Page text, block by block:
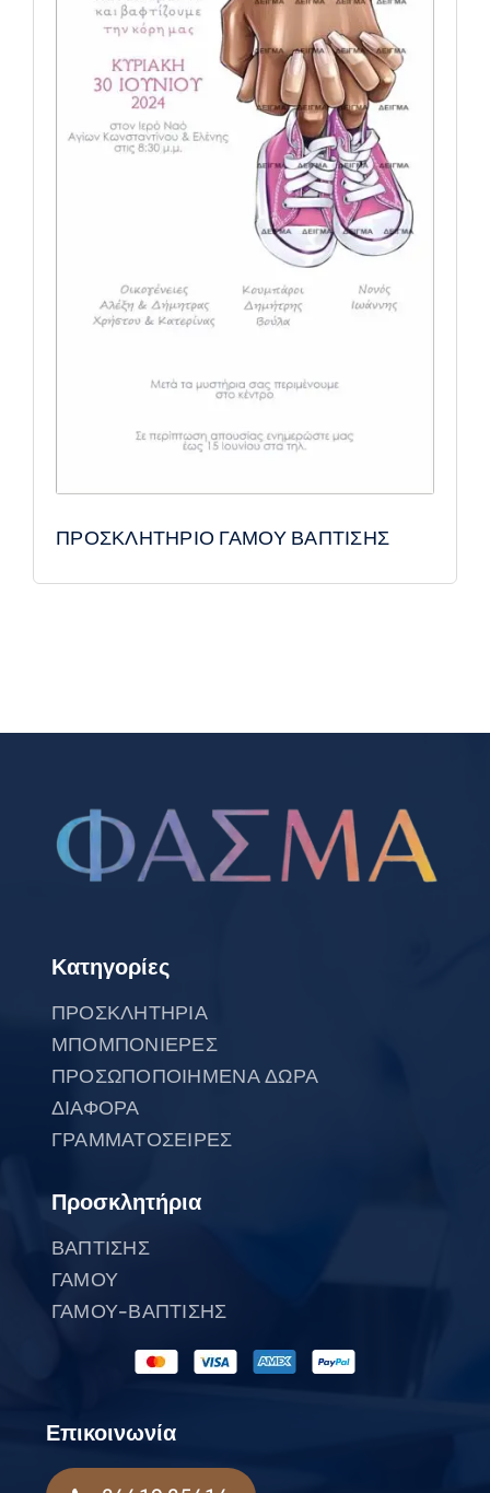
ΠΡΟΣΚΛΗΤΗΡΙΟ ΓΑΜΟΥ ΒΑΠΤΙΣΗΣ
Κατηγορίες
ΠΡΟΣΚΛΗΤΗΡΙΑ
ΜΠΟΜΠΟΝΙΕΡΕΣ
ΠΡΟΣΩΠΟΠΟΙΗΜΕΝΑ ΔΩΡΑ
ΔΙΑΦΟΡΑ
ΓΡΑΜΜΑΤΟΣΕΙΡΕΣ
Προσκλητήρια
ΒΑΠΤΙΣΗΣ
ΓΑΜΟΥ
ΓΑΜΟΥ-ΒΑΠΤΙΣΗΣ
Επικοινωνία